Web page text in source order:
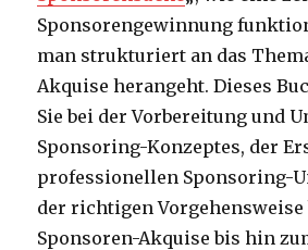
Sponsorengewinnung
man strukturiert an das
Akquise herangeht. Dieses
Sie bei der Vorbereitung und
Sponsoring-Konzeptes, der
professionellen Sponsoring-
der richtigen Vorgehensweise
Sponsoren-Akquise bis hin